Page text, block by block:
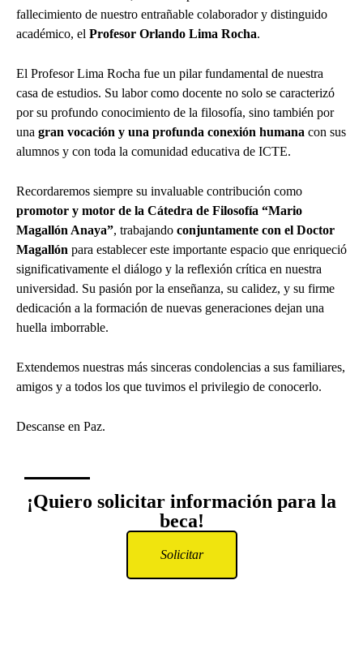
fallecimiento de nuestro entrañable colaborador y distinguido
académico, el Profesor Orlando Lima Rocha.
El Profesor Lima Rocha fue un pilar fundamental de nuestra
casa de estudios. Su labor como docente no solo se caracterizó
por su profundo conocimiento de la filosofía, sino también por
una gran vocación y una profunda conexión humana con sus
alumnos y con toda la comunidad educativa de ICTE.
Recordaremos siempre su invaluable contribución como
promotor y motor de la Cátedra de Filosofía “Mario
Magallón Anaya”, trabajando conjuntamente con el Doctor
Magallón para establecer este importante espacio que enriqueció
significativamente el diálogo y la reflexión crítica en nuestra
universidad. Su pasión por la enseñanza, su calidez, y su firme
dedicación a la formación de nuevas generaciones dejan una
huella imborrable.
Extendemos nuestras más sinceras condolencias a sus familiares,
amigos y a todos los que tuvimos el privilegio de conocerlo.
Descanse en Paz.
¡Quiero solicitar información para la
beca!
Solicitar